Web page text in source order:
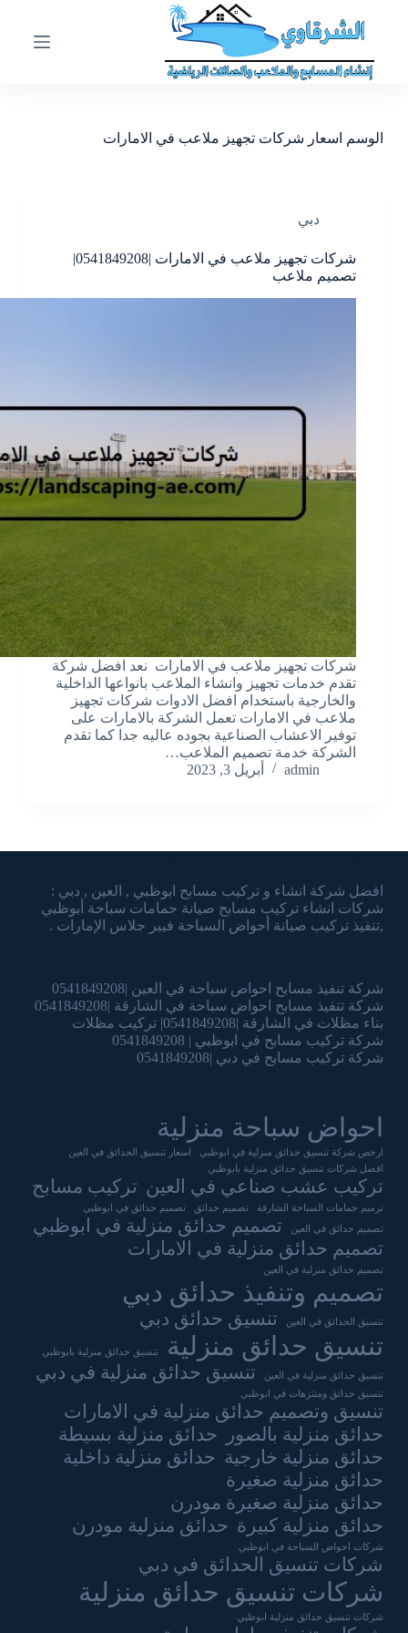
ى
الوسم اسعار شركات تجهيز ملاعب في الامارات
دبي
شركات تجهيز ملاعب في الامارات |0541849208|
تصميم ملاعب
شركات تجهيز ملاعب في الامارات نعد افضل شركة
تقدم خدمات تجهيز وانشاء الملاعب بانواعها الداخلية
والخارجية باستخدام افضل الادوات شركات تجهيز
ملاعب في الامارات تعمل الشركة بالامارات على
توفير الاعشاب الصناعية بجوده عاليه جدا كما تقدم
الشركة خدمة تصميم الملاعب…
admin
أبريل 3, 2023
افضل شركة انشاء و تركيب مسابح ابوظبي , العين , دبي :
شركات انشاء تركيب مسابح صيانة حمامات سباحة أبوظبي
,تنفيذ تركيب صيانة أحواض السباحة فيبر جلاس الإمارات .
شركة تنفيذ مسابح احواض سباحة في العين |0541849208
شركة تنفيذ مسابح احواض سباحة في الشارقة |0541849208
بناء مظلات في الشارقة |0541849208| تركيب مظلات
شركة تركيب مسابح في ابوظبي | 0541849208
شركة تركيب مسابح في دبي |0541849208
احواض سباحة منزلية
ارخص شركة تنسيق حدائق منزلية في ابوظبي
اسعار تنسيق الحدائق في العين
افضل شركات تنسيق حدائق منزلية بابوظبي
تركيب عشب صناعي في العين تركيب مسابح
ترميم حمامات السباحة الشارقة تصميم حدائق تصميم حدائق في ابوظبي
تصميم حدائق في العين
تصميم حدائق منزلية في ابوظبي
تصميم حدائق منزلية في الامارات
تصميم حدائق منزلية في العين
تصميم وتنفيذ حدائق دبي
تنسيق الحدائق في العين تنسيق حدائق دبي
تنسيق حدائق منزلية تنسيق حدائق منزلية بابوظبي
تنسيق حدائق منزلية في العين تنسيق حدائق منزلية في دبي
تنسيق حدائق ومنتزهات في ابوظبي
تنسيق وتصميم حدائق منزلية في الامارات
حدائق منزلية بالصور
حدائق منزلية بسيطة
حدائق منزلية خارجية حدائق منزلية داخلية
حدائق منزلية صغيرة
حدائق منزلية صغيرة مودرن
حدائق منزلية كبيرة حدائق منزلية مودرن
شركات احواض السباحة في ابوظبي
شركات تنسيق الحدائق في دبي
شركات تنسيق حدائق منزلية
شركات تنسيق حدائق منزلية ابوظبي